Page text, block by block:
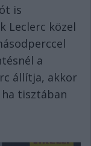
is
Leclerc közel
a
állítja, akkor
tisztában